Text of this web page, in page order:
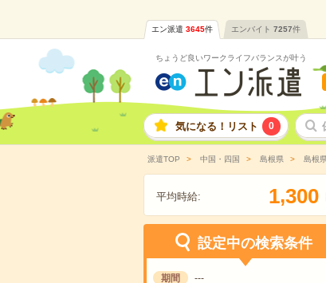
エン派遣 3645件 エンバイト 7257件
ちょうど良いワークライフバランスが叶う
気になる！リスト 0
派遣TOP 中国・四国 島根県 島根
平均時給: 1,300
設定中の検索条件
期間 ---